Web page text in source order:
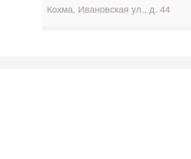
Кохма, Ивановская ул., д. 44